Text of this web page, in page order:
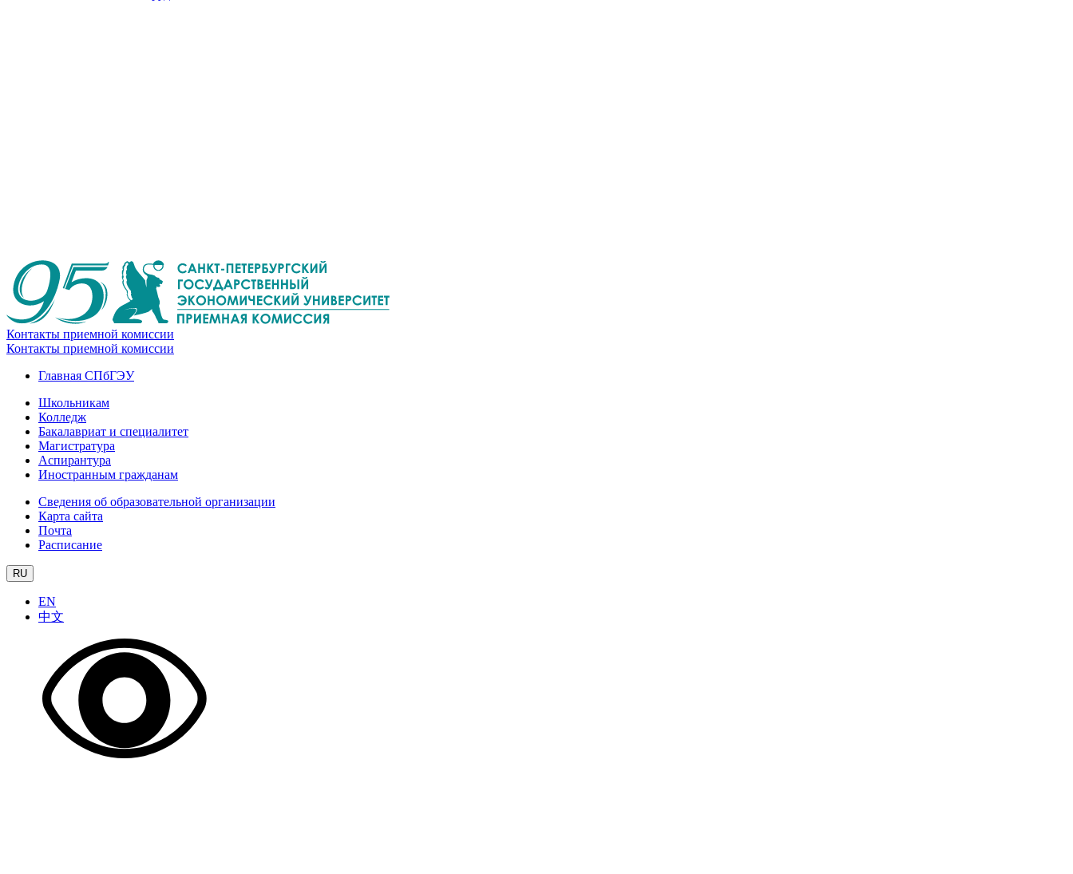
Контакты приемной комиссии
Контакты приемной комиссии
Главная СПбГЭУ
Школьникам
Колледж
Бакалавриат и специалитет
Магистратура
Аспирантура
Иностранным гражданам
Сведения об образовательной организации
Карта сайта
Почта
Расписание
RU
EN
中文